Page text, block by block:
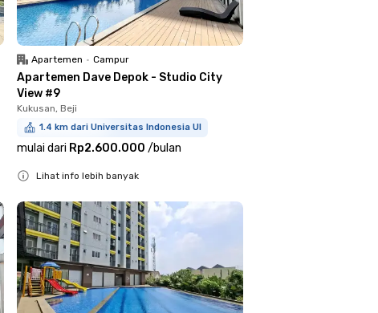
Apartemen • Campur
Apartemen Dave Depok - Studio City
View #9
Kukusan, Beji
1.4 km dari Universitas Indonesia UI
mulai dari Rp2.600.000 /bulan
Lihat info lebih banyak